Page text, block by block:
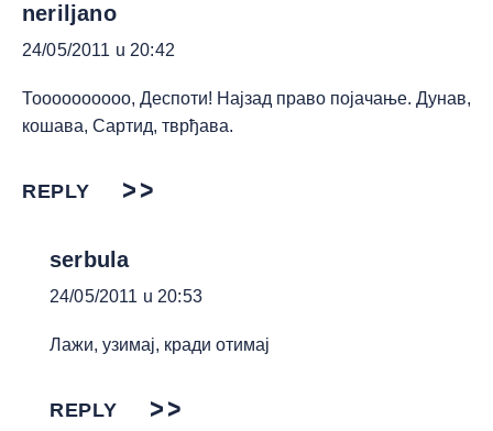
neriljano
24/05/2011 u 20:42
Тоооооооооо, Деспоти! Најзад право појачање. Дунав,
кошава, Сартид, тврђава.
REPLY
serbula
24/05/2011 u 20:53
Лажи, узимај, кради отимај
REPLY